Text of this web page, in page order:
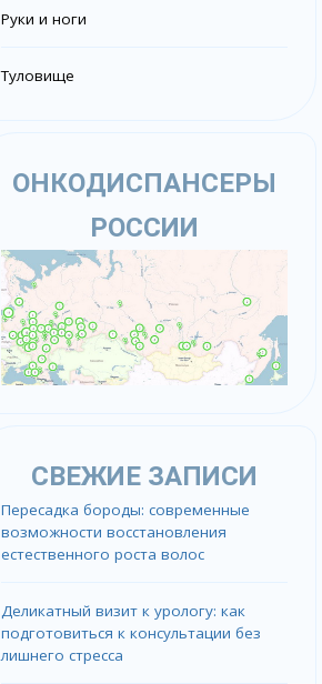
Руки и ноги
Туловище
ОНКОДИСПАНСЕРЫ
РОССИИ
СВЕЖИЕ ЗАПИСИ
Пересадка бороды: современные
возможности восстановления
естественного роста волос
Деликатный визит к урологу: как
подготовиться к консультации без
лишнего стресса